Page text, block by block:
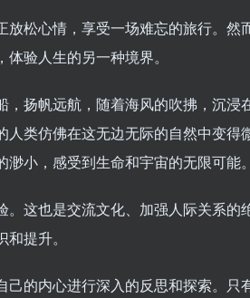
松心情，享受一场难忘的旅行。然
验人生的另一种境界。
扬帆远航，随着海风的吹拂，沉浸
类仿佛在这无边无际的自然中变得
小，感受到生命和宇宙的无限可能。
这也是交流文化、加强人际关系的
提升。
的内心进行深入的反思和探索。只